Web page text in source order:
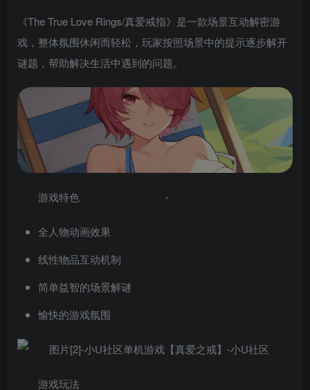
《The True Love Rings/真爱戒指》是一款场景互动解密游
戏，整体氛围休闲而轻松，玩家按照场景中的提示逐步解开
谜题，帮助解决生活中遇到的问题。
游戏特色
全人物动画效果
线性物品互动机制
简单益智的场景解谜
愉快的游戏氛围
游戏玩法